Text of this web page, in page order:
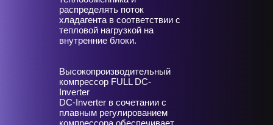
распределять поток
хладагента в соответствии с
тепловой нагрузкой на
внутренние блоки.
Высокопроизводительный
компрессор FULL DC-
Inverter
DC-Inverter в сочетании с
плавным регулированием
компрессора обеспечивает